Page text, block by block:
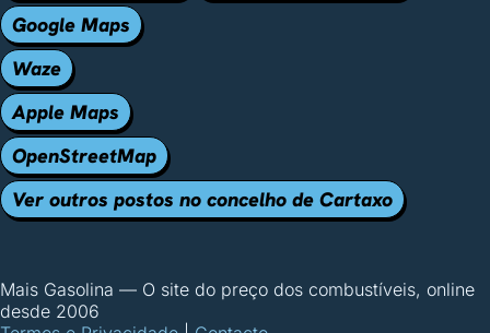
Google Maps
Waze
Apple Maps
OpenStreetMap
Ver outros postos no concelho de Cartaxo
Mais Gasolina — O site do preço dos combustíveis, online
desde 2006